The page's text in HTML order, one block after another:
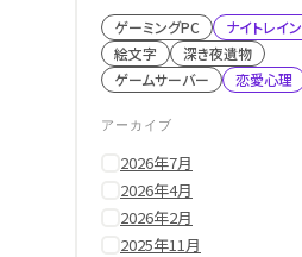
ゲーミングPC
ナイトレイン
絵文字
深き夜遺物
ゲームサーバー
恋愛心理
アーカイブ
2026年7月
2026年4月
2026年2月
2025年11月